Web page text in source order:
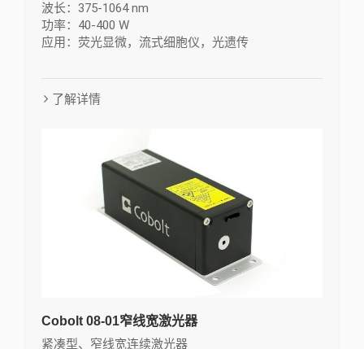
波长：375-1064 nm
功率：40-400 W
应用：荧光显微，流式细胞仪，光遗传
了解详情
Cobolt 08-01窄线宽激光器
紧凑型、窄线宽连续激光器